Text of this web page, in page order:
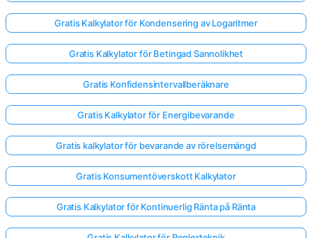
Gratis Kalkylator för Kondensering av Logaritmer
Gratis Kalkylator för Betingad Sannolikhet
Gratis Konfidensintervallberäknare
Gratis Kalkylator för Energibevarande
Gratis kalkylator för bevarande av rörelsemängd
Gratis Konsumentöverskott Kalkylator
Gratis Kalkylator för Kontinuerlig Ränta på Ränta